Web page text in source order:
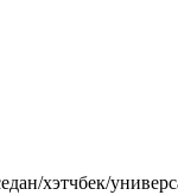
хэтчбек/